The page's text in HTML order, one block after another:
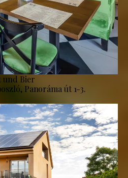
und Bier
Panoráma út 1-3.